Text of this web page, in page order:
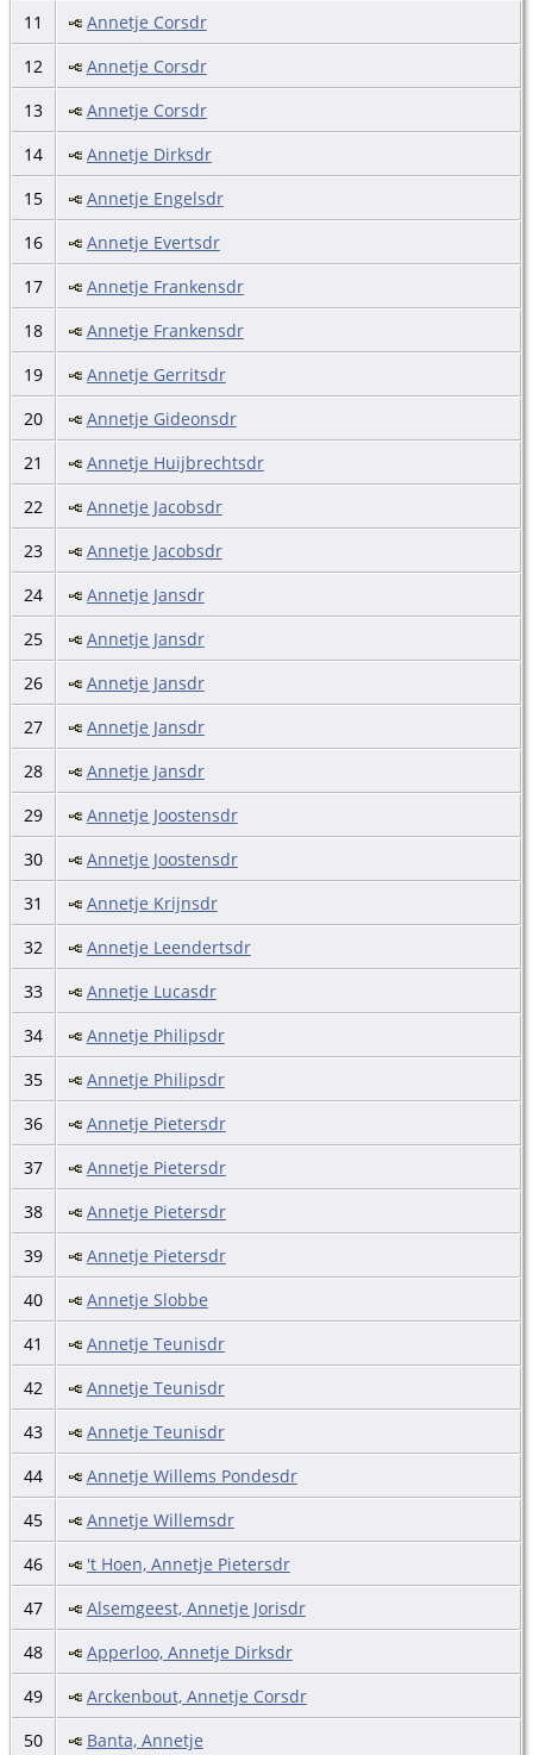
11
Annetje Corsdr
12
Annetje Corsdr
13
Annetje Corsdr
14
Annetje Dirksdr
15
Annetje Engelsdr
16
Annetje Evertsdr
17
Annetje Frankensdr
18
Annetje Frankensdr
19
Annetje Gerritsdr
20
Annetje Gideonsdr
21
Annetje Huijbrechtsdr
22
Annetje Jacobsdr
23
Annetje Jacobsdr
24
Annetje Jansdr
25
Annetje Jansdr
26
Annetje Jansdr
27
Annetje Jansdr
28
Annetje Jansdr
29
Annetje Joostensdr
30
Annetje Joostensdr
31
Annetje Krijnsdr
32
Annetje Leendertsdr
33
Annetje Lucasdr
34
Annetje Philipsdr
35
Annetje Philipsdr
36
Annetje Pietersdr
37
Annetje Pietersdr
38
Annetje Pietersdr
39
Annetje Pietersdr
40
Annetje Slobbe
41
Annetje Teunisdr
42
Annetje Teunisdr
43
Annetje Teunisdr
44
Annetje Willems Pondesdr
45
Annetje Willemsdr
46
't Hoen, Annetje Pietersdr
47
Alsemgeest, Annetje Jorisdr
48
Apperloo, Annetje Dirksdr
49
Arckenbout, Annetje Corsdr
50
Banta, Annetje